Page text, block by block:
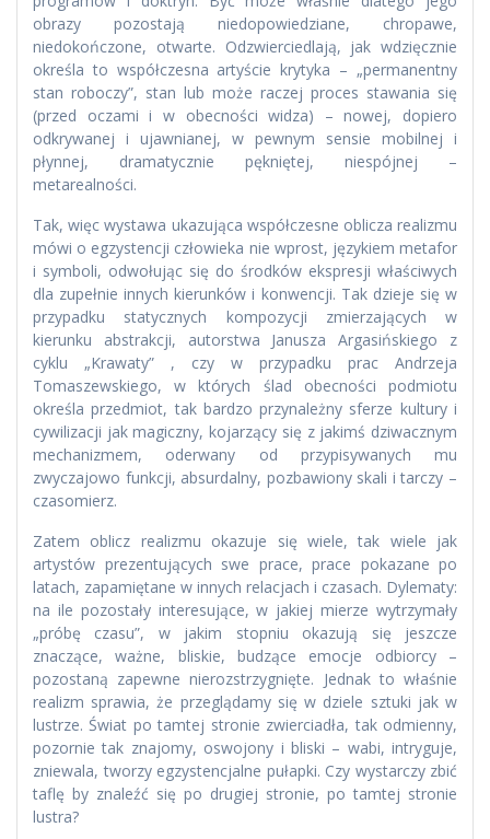
obrazy pozostają niedopowiedziane, chropawe,
niedokończone, otwarte. Odzwierciedlają, jak wdzięcznie
określa to współczesna artyście krytyka – „permanentny
stan roboczy”, stan lub może raczej proces stawania się
(przed oczami i w obecności widza) – nowej, dopiero
odkrywanej i ujawnianej, w pewnym sensie mobilnej i
płynnej, dramatycznie pękniętej, niespójnej –
metarealności.
Tak, więc wystawa ukazująca współczesne oblicza realizmu
mówi o egzystencji człowieka nie wprost, językiem metafor
i symboli, odwołując się do środków ekspresji właściwych
dla zupełnie innych kierunków i konwencji. Tak dzieje się w
przypadku statycznych kompozycji zmierzających w
kierunku abstrakcji, autorstwa Janusza Argasińskiego z
cyklu „Krawaty” , czy w przypadku prac Andrzeja
Tomaszewskiego, w których ślad obecności podmiotu
określa przedmiot, tak bardzo przynależny sferze kultury i
cywilizacji jak magiczny, kojarzący się z jakimś dziwacznym
mechanizmem, oderwany od przypisywanych mu
zwyczajowo funkcji, absurdalny, pozbawiony skali i tarczy –
czasomierz.
Zatem oblicz realizmu okazuje się wiele, tak wiele jak
artystów prezentujących swe prace, prace pokazane po
latach, zapamiętane w innych relacjach i czasach. Dylematy:
na ile pozostały interesujące, w jakiej mierze wytrzymały
„próbę czasu”, w jakim stopniu okazują się jeszcze
znaczące, ważne, bliskie, budzące emocje odbiorcy –
pozostaną zapewne nierozstrzygnięte. Jednak to właśnie
realizm sprawia, że przeglądamy się w dziele sztuki jak w
lustrze. Świat po tamtej stronie zwierciadła, tak odmienny,
pozornie tak znajomy, oswojony i bliski – wabi, intryguje,
zniewala, tworzy egzystencjalne pułapki. Czy wystarczy zbić
taflę by znaleźć się po drugiej stronie, po tamtej stronie
lustra?